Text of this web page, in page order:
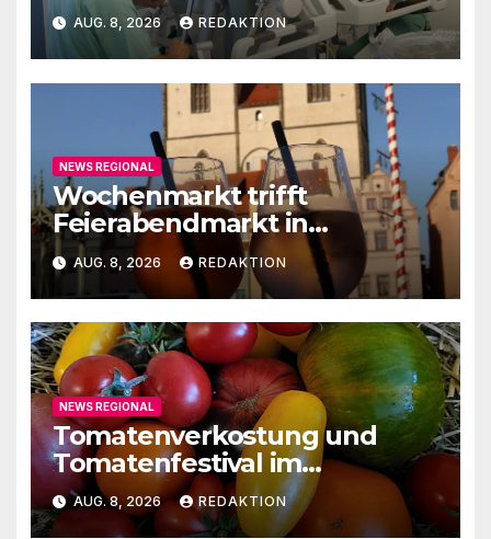
Urologie
AUG. 8, 2026 REDAKTION
NEWS REGIONAL
Wochenmarkt trifft
Feierabendmarkt in
Lutherstadt Wittenberg
AUG. 8, 2026 REDAKTION
NEWS REGIONAL
Tomatenverkostung und
Tomatenfestival im
Naturparkzentrum
AUG. 8, 2026 REDAKTION